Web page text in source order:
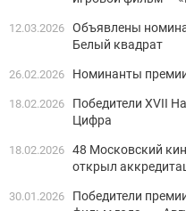
12.03.2026 Объявлены
Белый квадрат
26.02.2026 Номинанты
18.02.2026
Победители XVII
Цифра
18.02.2026 48 Московский
открыл
30.01.2026
Победители